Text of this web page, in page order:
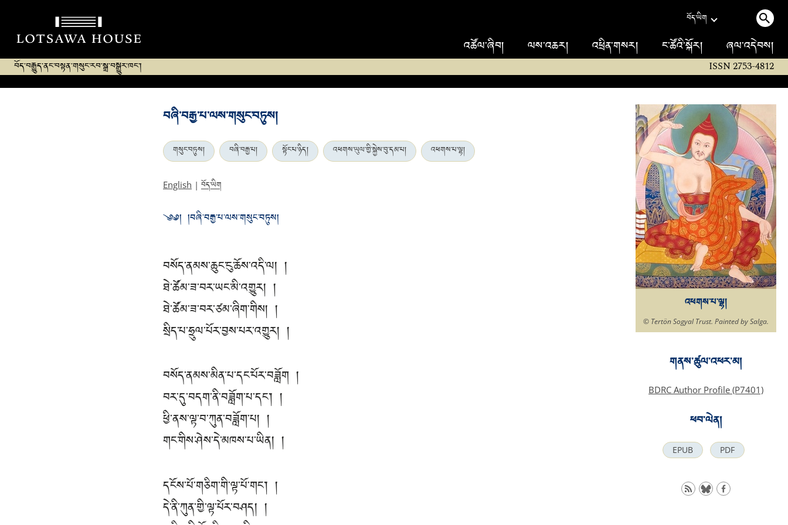
བོད་ཡིག
འཚོལ་ཞིབ། ལས་འཆར། འཕྲིན་གསར། ང་ཚོའི་སྐོར། ཞལ་འདེབས།
བོད་བརྒྱུད་ནང་བསྟན་གསུང་རབ་སྒྲ་བསྒྱུར་ཁང་། ISSN 2753-4812
བཞི་བརྒྱ་པ་ལས་གསུང་བཏུས།
གསུང་བཏུས། བཞི་བརྒྱ་པ། སྟོང་པ་ཉིད། འཕགས་ཡུལ་གྱི་སྐྱེས་བུ་དམ་པ། འཕགས་པ་ལྷ།
English | བོད་ཡིག
༄༅། །བཞི་བརྒྱ་པ་ལས་གསུང་བཏུས།
བསོད་ནམས་ཆུང་ངུ་ཆོས་འདི་ལ། །
ཐེ་ཚོམ་ཟ་བར་ཡང་མི་འགྱུར། །
ཐེ་ཚོམ་ཟ་བར་ཙམ་ཞིག་གིས། །
སྲིད་པ་ཧྲུལ་པོར་བྱས་པར་འགྱུར། །
བསོད་ནམས་མིན་པ་དང་པོར་བཟློག །
བར་དུ་བདག་ནི་བཟློག་པ་དང༌། །
ཕྱི་ནས་ལྟ་བ་ཀུན་བཟློག་པ། །
གང་གིས་ཤེས་དེ་མཁས་པ་ཡིན། །
དངོས་པོ་གཅིག་གི་ལྟ་པོ་གང༌། །
དེ་ནི་ཀུན་གྱི་ལྟ་པོར་བཤད། །
འཕགས་པ་ལྷ།
© Tertön Sogyal Trust. Painted by Salga.
གནས་ཚུལ་འཕར་མ།
BDRC Author Profile (P7401)
ཕབ་ལེན།
EPUB PDF